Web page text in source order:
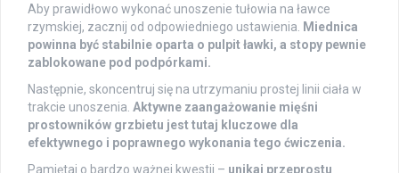
Aby prawidłowo wykonać unoszenie tułowia na ławce
rzymskiej, zacznij od odpowiedniego ustawienia.
Miednica
powinna być stabilnie oparta o pulpit ławki, a stopy pewnie
zablokowane pod podpórkami.
Następnie, skoncentruj się na utrzymaniu prostej linii ciała w
trakcie unoszenia. Aktywne zaangażowanie mięśni
prostowników grzbietu jest tutaj kluczowe dla
efektywnego i poprawnego wykonania tego ćwiczenia.
Pamiętaj o bardzo ważnej kwestii – unikaj przeprostu